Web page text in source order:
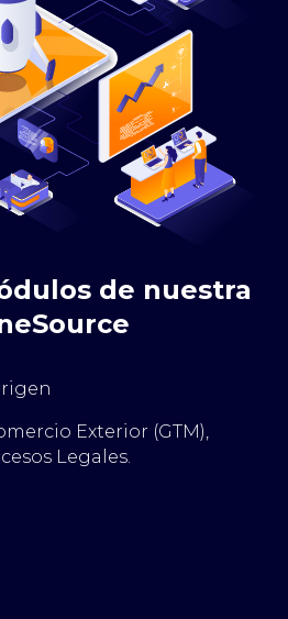
de nuestra
Exterior (GTM),
Legales.